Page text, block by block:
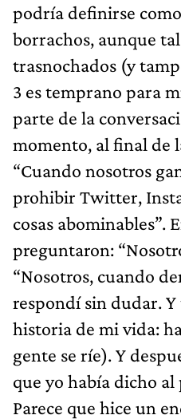
podría definirse
borrachos, aunque
trasnochados (y
3 es temprano para
parte de la
momento, al final de
“Cuando nosotros
prohibir Twitter,
cosas abominables”.
preguntaron:
“Nosotros, cuando
respondí sin dudar.
historia de mi vida:
gente se ríe). Y
que yo había dicho
Parece que hice un